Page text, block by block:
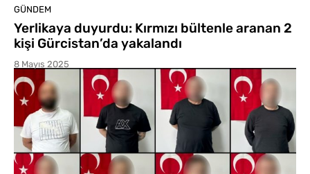
GÜNDEM
Yerlikaya duyurdu: Kırmızı bültenle aranan 2
kişi Gürcistan’da yakalandı
8 Mayıs 2025